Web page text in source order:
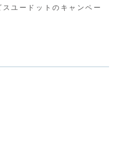
スユードットのキャンペー